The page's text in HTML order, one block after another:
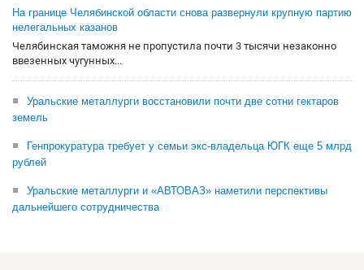
На границе Челябинской области снова развернули крупную партию
нелегальных казанов
Челябинская таможня не пропустила почти 3 тысячи незаконно
ввезенных чугунных...
Уральские металлурги восстановили почти две сотни гектаров
земель
Генпрокуратура требует у семьи экс-владельца ЮГК еще 5 млрд
рублей
Уральские металлурги и «АВТОВАЗ» наметили перспективы
дальнейшего сотрудничества